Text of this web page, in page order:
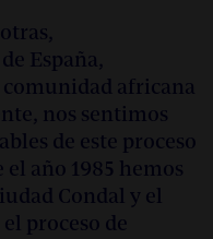
España,
africana
nos sentimos
de este proceso
año 1985 hemos
Condal y el
proceso de